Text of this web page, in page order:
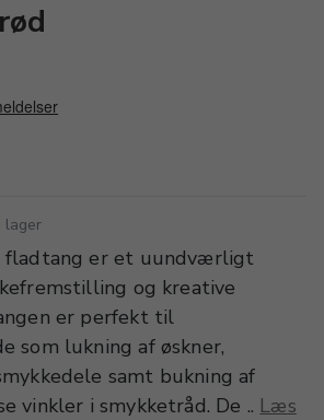
lager
fladtang er et uundværligt
og kreative
er perfekt til
som lukning af øskner,
samt bukning af
vinkler i smykketråd. De .. Læs